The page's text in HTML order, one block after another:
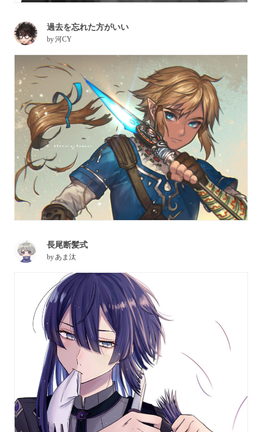
過去を忘れた方がいい
by河CY
長尾断髪式
byあま汰